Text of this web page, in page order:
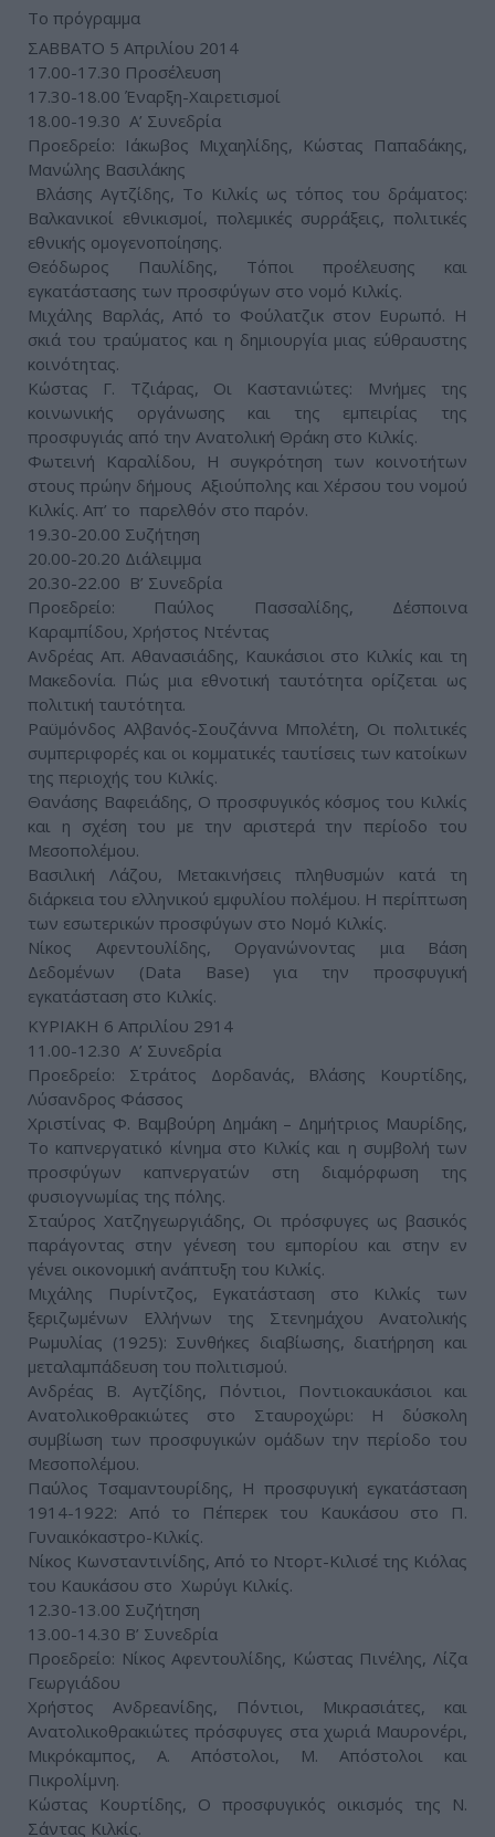
Το πρόγραμμα
ΣΑΒΒΑΤΟ 5 Απριλίου 2014
17.00-17.30 Προσέλευση
17.30-18.00 Έναρξη-Χαιρετισμοί
18.00-19.30 Α’ Συνεδρία
Προεδρείο: Ιάκωβος Μιχαηλίδης, Κώστας Παπαδάκης,
Μανώλης Βασιλάκης
Βλάσης Αγτζίδης, Το Κιλκίς ως τόπος του δράματος:
Βαλκανικοί εθνικισμοί, πολεμικές συρράξεις, πολιτικές
εθνικής ομογενοποίησης.
Θεόδωρος Παυλίδης, Τόποι προέλευσης και
εγκατάστασης των προσφύγων στο νομό Κιλκίς.
Μιχάλης Βαρλάς, Από το Φούλατζικ στον Ευρωπό. Η
σκιά του τραύματος και η δημιουργία μιας εύθραυστης
κοινότητας.
Κώστας Γ. Τζιάρας, Οι Καστανιώτες: Μνήμες της
κοινωνικής οργάνωσης και της εμπειρίας της
προσφυγιάς από την Ανατολική Θράκη στο Κιλκίς.
Φωτεινή Καραλίδου, Η συγκρότηση των κοινοτήτων
στους πρώην δήμους Αξιούπολης και Χέρσου του νομού
Κιλκίς. Απ’ το παρελθόν στο παρόν.
19.30-20.00 Συζήτηση
20.00-20.20 Διάλειμμα
20.30-22.00 Β’ Συνεδρία
Προεδρείο: Παύλος Πασσαλίδης, Δέσποινα
Καραμπίδου, Χρήστος Ντέντας
Ανδρέας Απ. Αθανασιάδης, Καυκάσιοι στο Κιλκίς και τη
Μακεδονία. Πώς μια εθνοτική ταυτότητα ορίζεται ως
πολιτική ταυτότητα.
Ραϋμόνδος Αλβανός-Σουζάννα Μπολέτη, Οι πολιτικές
συμπεριφορές και οι κομματικές ταυτίσεις των κατοίκων
της περιοχής του Κιλκίς.
Θανάσης Βαφειάδης, Ο προσφυγικός κόσμος του Κιλκίς
και η σχέση του με την αριστερά την περίοδο του
Μεσοπολέμου.
Βασιλική Λάζου, Μετακινήσεις πληθυσμών κατά τη
διάρκεια του ελληνικού εμφυλίου πολέμου. Η περίπτωση
των εσωτερικών προσφύγων στο Νομό Κιλκίς.
Νίκος Αφεντουλίδης, Οργανώνοντας μια Βάση
Δεδομένων (Data Base) για την προσφυγική
εγκατάσταση στο Κιλκίς.
ΚΥΡΙΑΚΗ 6 Απριλίου 2914
11.00-12.30 Α’ Συνεδρία
Προεδρείο: Στράτος Δορδανάς, Βλάσης Κουρτίδης,
Λύσανδρος Φάσσος
Χριστίνας Φ. Βαμβούρη Δημάκη – Δημήτριος Μαυρίδης,
Το καπνεργατικό κίνημα στο Κιλκίς και η συμβολή των
προσφύγων καπνεργατών στη διαμόρφωση της
φυσιογνωμίας της πόλης.
Σταύρος Χατζηγεωργιάδης, Οι πρόσφυγες ως βασικός
παράγοντας στην γένεση του εμπορίου και στην εν
γένει οικονομική ανάπτυξη του Κιλκίς.
Μιχάλης Πυρίντζος, Εγκατάσταση στο Κιλκίς των
ξεριζωμένων Ελλήνων της Στενημάχου Ανατολικής
Ρωμυλίας (1925): Συνθήκες διαβίωσης, διατήρηση και
μεταλαμπάδευση του πολιτισμού.
Ανδρέας Β. Αγτζίδης, Πόντιοι, Ποντιοκαυκάσιοι και
Ανατολικοθρακιώτες στο Σταυροχώρι: Η δύσκολη
συμβίωση των προσφυγικών ομάδων την περίοδο του
Μεσοπολέμου.
Παύλος Τσαμαντουρίδης, Η προσφυγική εγκατάσταση
1914-1922: Από το Πέπερεκ του Καυκάσου στο Π.
Γυναικόκαστρο-Κιλκίς.
Νίκος Κωνσταντινίδης, Από το Ντορτ-Κιλισέ της Κιόλας
του Καυκάσου στο Χωρύγι Κιλκίς.
12.30-13.00 Συζήτηση
13.00-14.30 Β’ Συνεδρία
Προεδρείο: Νίκος Αφεντουλίδης, Κώστας Πινέλης, Λίζα
Γεωργιάδου
Χρήστος Ανδρεανίδης, Πόντιοι, Μικρασιάτες, και
Ανατολικοθρακιώτες πρόσφυγες στα χωριά Μαυρονέρι,
Μικρόκαμπος, Α. Απόστολοι, Μ. Απόστολοι και
Πικρολίμνη.
Κώστας Κουρτίδης, Ο προσφυγικός οικισμός της Ν.
Σάντας Κιλκίς.